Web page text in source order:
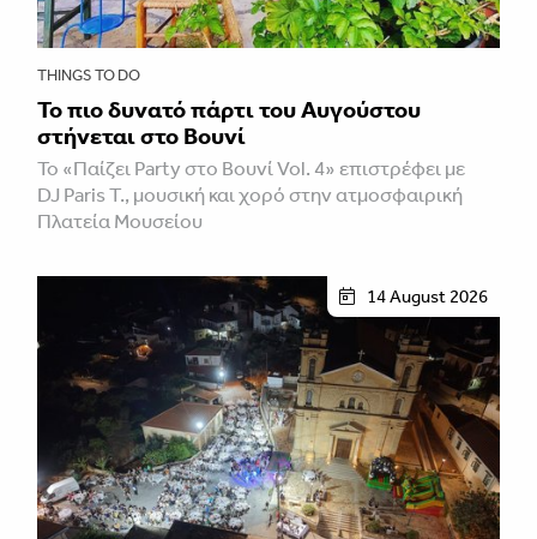
THINGS TO DO
Το πιο δυνατό πάρτι του Αυγούστου
στήνεται στο Βουνί
Το «Παίζει Party στο Βουνί Vol. 4» επιστρέφει με
DJ Paris T., μουσική και χορό στην ατμοσφαιρική
Πλατεία Μουσείου
14 August 2026